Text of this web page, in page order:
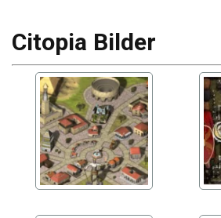
Citopia Bilder